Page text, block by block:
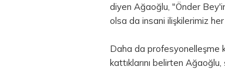
diyen Ağaoğlu, "Önder
olsa da insani ilişkilerimiz
Daha da profesyonelleşme
kattıklarını belirten